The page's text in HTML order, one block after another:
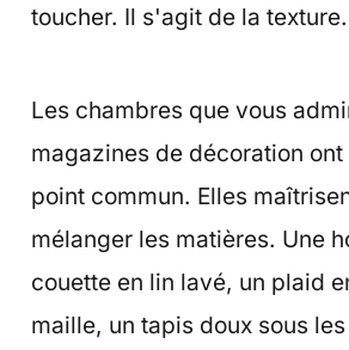
toucher. Il s'agit de la texture.
Les chambres que vous
magazines de décoration ont
point commun. Elles
mélanger les matières. Une
couette en lin lavé, un plaid
maille, un tapis doux sous